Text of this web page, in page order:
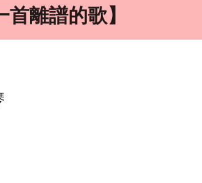
離譜的歌】